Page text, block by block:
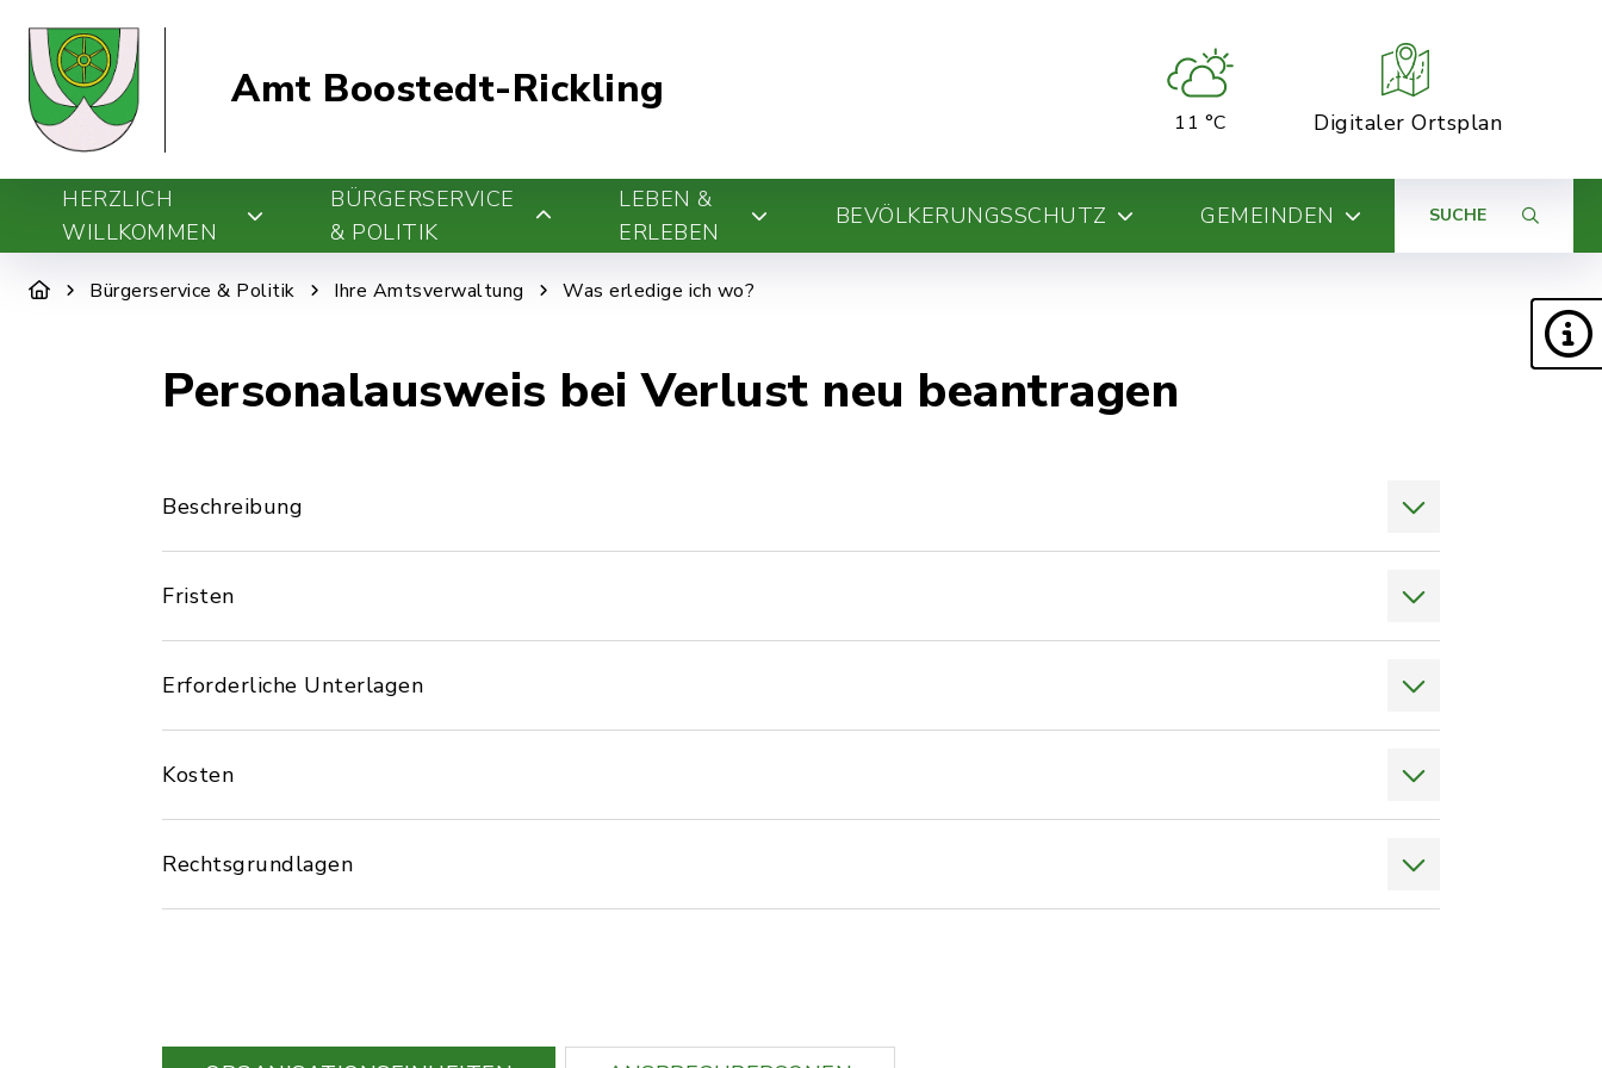
Amt Boostedt-Rickling
11 °C Digitaler Ortsplan
HERZLICH
WILLKOMMEN
BÜRGERSERVICE
& POLITIK
LEBEN &
ERLEBEN
BEVÖLKERUNGSSCHUTZ GEMEINDEN SUCHE
Bürgerservice & Politik Ihre Amtsverwaltung Was erledige ich wo?
Personalausweis bei Verlust neu beantragen
Beschreibung
Fristen
Erforderliche Unterlagen
Kosten
Rechtsgrundlagen